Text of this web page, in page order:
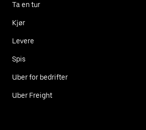
Ta en tur
Kjør
Levere
Spis
Uber for bedrifter
Uber Freight